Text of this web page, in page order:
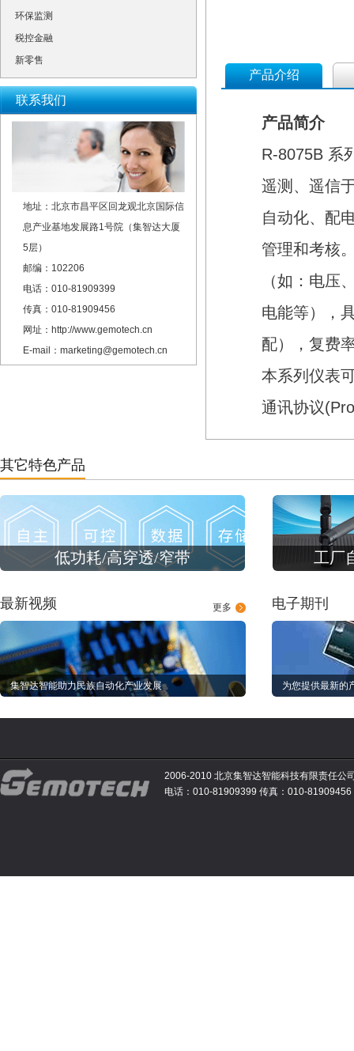
环保监测
税控金融
新零售
联系我们
地址：北京市昌平区回龙观北京国际信
息产业基地发展路1号院（集智达大厦
5层）
邮编：102206
电话：010-81909399
传真：010-81909456
网址：http://www.gemotech.cn
E-mail：marketing@gemotech.cn
产品介绍
产品简介
R-8075B 系列
遥测、遥信于
自动化、配电
管理和考核。
（如：电压、
电能等），具
配），复费率
本系列仪表可
通讯协议
其它特色产品
低功耗/高穿透/窄带 工厂
更多
最新视频
集智达智能助力民族自动化产业发展
电子期刊
为您提供最新的
2006-2010 北京集智达智能科技有限责任公
电话：010-81909399 传真：010-